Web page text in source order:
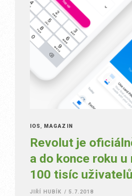
IOS, MAGAZÍN
Revolut je
a do konce roku u
100 tisíc uživatelů
JIŘÍ HUBÍK / 5.7.2018